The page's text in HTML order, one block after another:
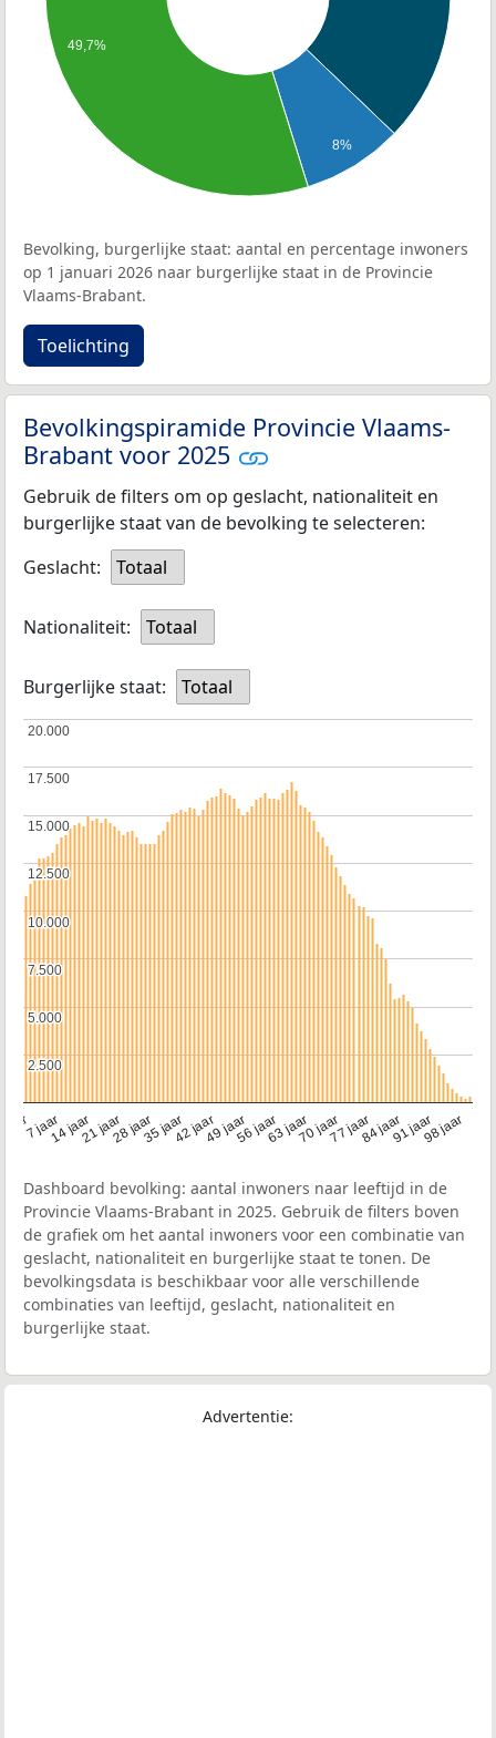
8%
49,7%
Bevolking, burgerlijke staat: aantal en percentage inwoners
op 1 januari 2026 naar burgerlijke staat in de Provincie
Vlaams-Brabant.
Toelichting
Bevolkingspiramide Provincie Vlaams-
Brabant voor 2025
Gebruik de filters om op geslacht, nationaliteit en
burgerlijke staat van de bevolking te selecteren:
Geslacht:
Totaal
Nationaliteit: Totaal
Burgerlijke staat: Totaal
7 jaar14 jaar21 jaar28 jaar35 jaar42 jaar49 jaar56 jaar63 jaar70 jaar77 jaar84 jaar91 jaar98 jaar
2.500
2.500
5.000
5.000
7.500
7.500
10.000
10.000
12.500
12.500
15.000
15.000
17.500
17.500
20.000
20.000
Dashboard bevolking: aantal inwoners naar leeftijd in de
Provincie Vlaams-Brabant in 2025. Gebruik de filters boven
de grafiek om het aantal inwoners voor een combinatie van
geslacht, nationaliteit en burgerlijke staat te tonen. De
bevolkingsdata is beschikbaar voor alle verschillende
combinaties van leeftijd, geslacht, nationaliteit en
burgerlijke staat.
Advertentie: